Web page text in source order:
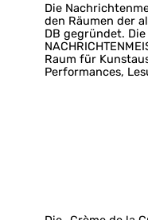
Die
den Räumen der
DB gegründet.
Raum für
Performances,